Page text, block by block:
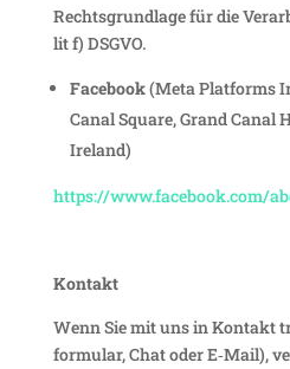
Rechts­grund­lage für die
lit f) DSGVO.
Face­book(Meta Plat­forms
Canal Square, Grand Canal
Ireland)
https://www.facebook.com/
Kontakt
Wenn Sie mit uns in Kontakt
for­mular, Chat oder E‑Mail),